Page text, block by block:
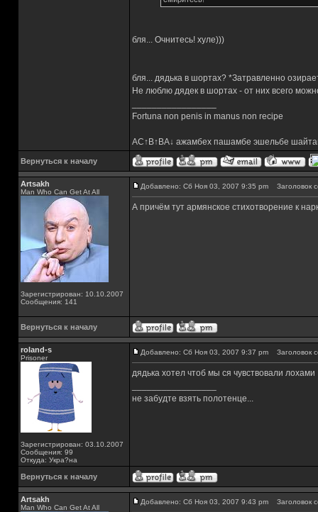
бля... Очнитесь! хуле)))
бля... дядька в шортах? *Затравленно
Не люблю дядек в шортах - от них всего
Fortuna non penis in manus non recipe
AC↑B↑BA↓ ажамбех пашамбе эшельбе
Вернуться к началу
Artsakh
Man Who Can Get At All
Зарегистрирован: 10.10.2007
Сообщения: 141
Добавлено: Сб Ноя 03, 2007 9:35 pm Заголовок
А причём тут армянское стихотворение к
Вернуться к началу
roland-s
Prisoner
Зарегистрирован: 03.10.2007
Сообщения: 99
Откуда: Укра?на
Добавлено: Сб Ноя 03, 2007 9:37 pm Заголовок
дядька хотел чтоб мы ся чувствовали лохами
не забудте взять полотенце...
Вернуться к началу
Artsakh
Man Who Can Get At All
Добавлено: Сб Ноя 03, 2007 9:43 pm Заголовок